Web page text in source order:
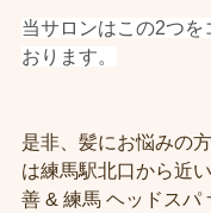
当サロンはこの2つを
おります。
是非、髪にお悩みの
は練馬駅北口から近
善 & 練馬 ヘッドス